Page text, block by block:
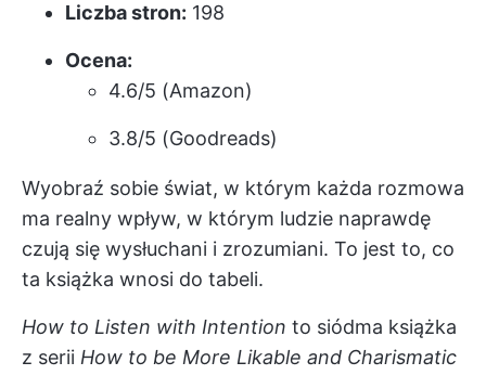
Liczba stron: 198
Ocena:
4.6/5 (Amazon)
3.8/5 (Goodreads)
Wyobraź sobie świat, w którym każda rozmowa
ma realny wpływ, w którym ludzie naprawdę
czują się wysłuchani i zrozumiani. To jest to, co
ta książka wnosi do tabeli.
How to Listen with Intention to siódma książka
z serii How to be More Likable and Charismatic